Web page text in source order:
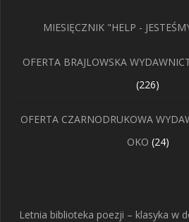
MIESIĘCZNIK "HELP -
OFERTA BRAJLOWSKA
226226
OFERTA CZARNODRUKOWA
OKO 2424
Letnia biblioteka poezji – klasyka w